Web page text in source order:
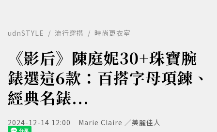
udnSTYLE 流行穿搭 時尚更衣室
《影后》陳庭妮30+珠寶腕
錶選這6款：百搭字母項鍊、
經典名錶...
2024-12-14 12:00 Marie Claire ／美麗佳人